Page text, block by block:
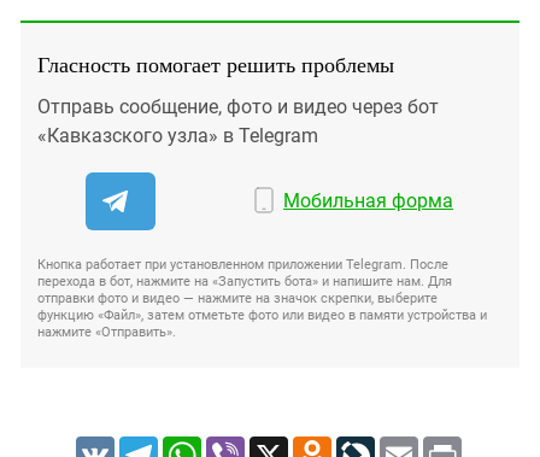
Гласность помогает решить проблемы
Отправь сообщение, фото и видео через бот
«Кавказского узла» в Telegram
Мобильная форма
Кнопка работает при установленном приложении Telegram. После
перехода в бот, нажмите на «Запустить бота» и напишите нам. Для
отправки фото и видео — нажмите на значок скрепки, выберите
функцию «Файл», затем отметьте фото или видео в памяти устройства и
нажмите «Отправить».
VK TelegramWhatsApp
Viber X Odnoklassniki
LiveJournal
Email Print